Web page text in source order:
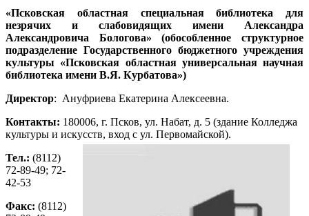
«Псковская областная специальная библиотека для
незрячих и слабовидящих имени Александра
Александровича Бологова» (обособленное структурное
подразделение Государственного бюджетного учреждения
культуры «Псковская областная универсальная научная
библиотека имени В.Я. Курбатова»)
Директор: Ануфриева Екатерина Алексеевна.
Контакты: 180006, г. Псков, ул. Набат, д. 5 (здание Колледжа
культуры и искусств, вход с ул. Первомайской).
Тел.: (8112)
72-89-49; 72-
42-53
Факс: (8112)